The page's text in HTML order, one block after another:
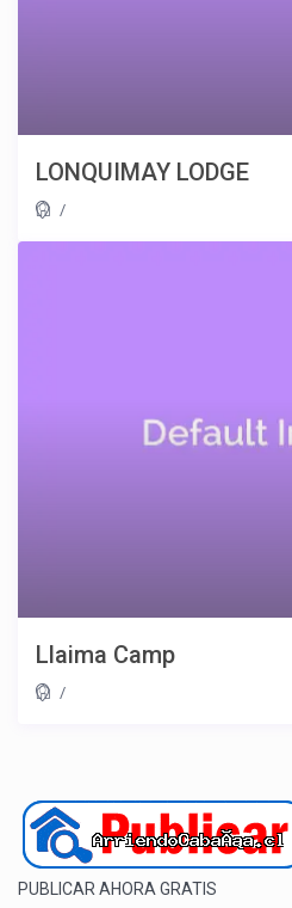
LONQUIMAY LODGE
/
Llaima Camp
/
PUBLICAR AHORA GRATIS